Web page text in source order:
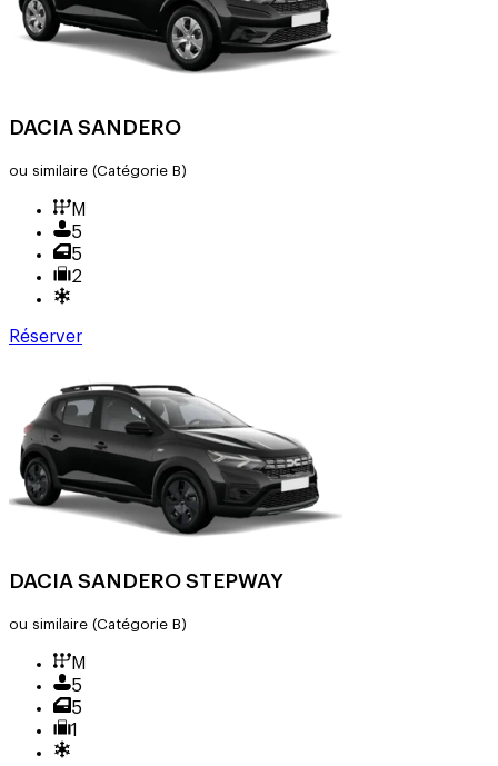
DACIA SANDERO
ou similaire (Catégorie B)
M
5
5
2
Réserver
DACIA SANDERO STEPWAY
ou similaire (Catégorie B)
M
5
5
1